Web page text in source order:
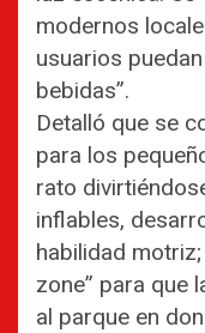
modernos
usuarios
bebidas”.
Detalló que se
para los
rato
inflables,
habilidad
zone” para que
al parque en